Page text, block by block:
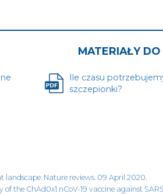
MATERIAŁY
Ile czasu
szczepionki?
Plik
landscape. Nature reviews. 09 April 2020.
the ChAd0x1 nCoV-19 vaccine against